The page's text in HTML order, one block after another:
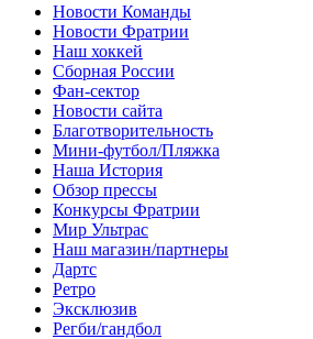
Новости Команды
Новости Фратрии
Наш хоккей
Сборная России
Фан-cектор
Новости сайта
Благотворительность
Мини-футбол/Пляжка
Наша История
Обзор прессы
Конкурсы Фратрии
Мир Ультрас
Наш магазин/партнеры
Дартс
Ретро
Эксклюзив
Регби/гандбол